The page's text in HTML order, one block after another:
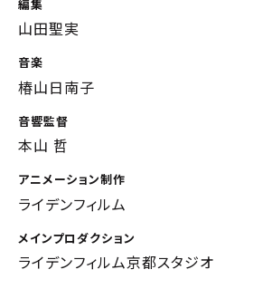
編集
山田聖実
音楽
椿山日南子
音響監督
本山 哲
アニメーション制作
ライデンフィルム
メインプロダクション
ライデンフィルム京都スタジオ